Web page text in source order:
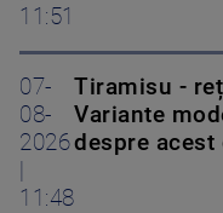
11:51
07-
08-
2026
|
11:48
Tiramisu -
Variante
despre